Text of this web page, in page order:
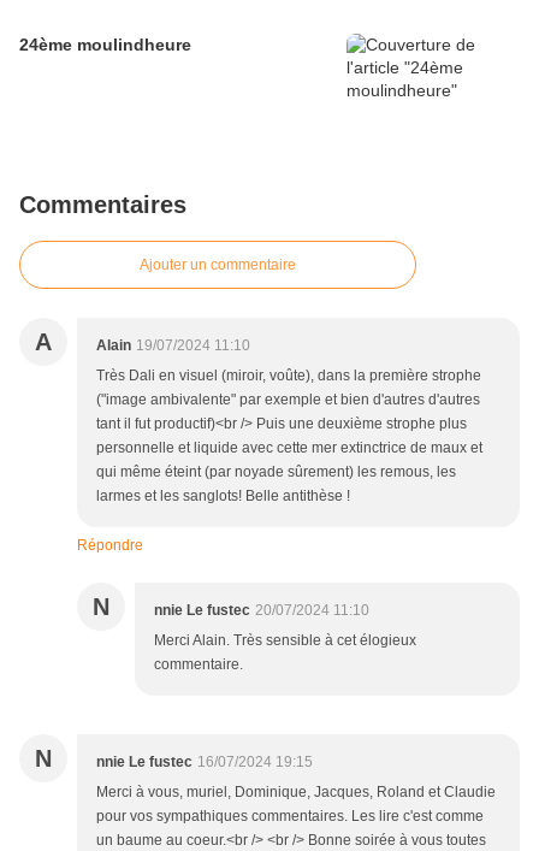
24ème moulindheure
Commentaires
Ajouter un commentaire
A Alain 19/07/2024 11:10
Très Dali en visuel (miroir, voûte), dans la première strophe
("image ambivalente" par exemple et bien d'autres d'autres
tant il fut productif)<br /> Puis une deuxième strophe plus
personnelle et liquide avec cette mer extinctrice de maux et
qui même éteint (par noyade sûrement) les remous, les
larmes et les sanglots! Belle antithèse !
Répondre
N nnie Le fustec 20/07/2024 11:10
Merci Alain. Très sensible à cet élogieux
commentaire.
N nnie Le fustec 16/07/2024 19:15
Merci à vous, muriel, Dominique, Jacques, Roland et Claudie
pour vos sympathiques commentaires. Les lire c'est comme
un baume au coeur.<br /> <br /> Bonne soirée à vous toutes